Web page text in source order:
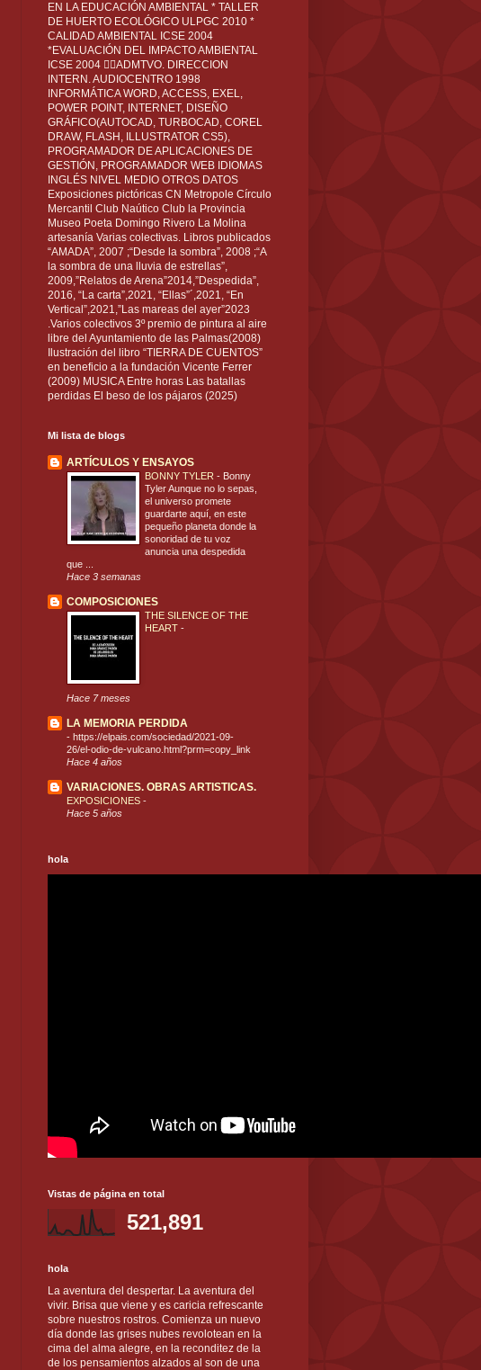
EN LA EDUCACIÓN AMBIENTAL * TALLER
DE HUERTO ECOLÓGICO ULPGC 2010 *
CALIDAD AMBIENTAL ICSE 2004
*EVALUACIÓN DEL IMPACTO AMBIENTAL
ICSE 2004 ADMTVO. DIRECCION
INTERN. AUDIOCENTRO 1998
INFORMÁTICA WORD, ACCESS, EXEL,
POWER POINT, INTERNET, DISEÑO
GRÁFICO(AUTOCAD, TURBOCAD, COREL
DRAW, FLASH, ILLUSTRATOR CS5),
PROGRAMADOR DE APLICACIONES DE
GESTIÓN, PROGRAMADOR WEB IDIOMAS
INGLÉS NIVEL MEDIO OTROS DATOS
Exposiciones pictóricas CN Metropole Círculo
Mercantil Club Naútico Club la Provincia
Museo Poeta Domingo Rivero La Molina
artesanía Varias colectivas. Libros publicados
“AMADA”, 2007 ;“Desde la sombra”, 2008 ;“A
la sombra de una lluvia de estrellas”,
2009,”Relatos de Arena”2014,”Despedida”,
2016, “La carta”,2021, “Ellas”´,2021, “En
Vertical”,2021,”Las mareas del ayer”2023
.Varios colectivos 3º premio de pintura al aire
libre del Ayuntamiento de las Palmas(2008)
Ilustración del libro “TIERRA DE CUENTOS”
en beneficio a la fundación Vicente Ferrer
(2009) MUSICA Entre horas Las batallas
perdidas El beso de los pájaros (2025)
Mi lista de blogs
ARTÍCULOS Y ENSAYOS
BONNY TYLER - Bonny
Tyler Aunque no lo sepas,
el universo promete
guardarte aquí, en este
pequeño planeta donde la
sonoridad de tu voz
anuncia una despedida
que ...
Hace 3 semanas
COMPOSICIONES
THE SILENCE OF THE
HEART -
Hace 7 meses
LA MEMORIA PERDIDA
- https://elpais.com/sociedad/2021-09-
26/el-odio-de-vulcano.html?prm=copy_link
Hace 4 años
VARIACIONES. OBRAS ARTISTICAS.
EXPOSICIONES -
Hace 5 años
hola
Vistas de página en total
521,891
hola
La aventura del despertar. La aventura del
vivir. Brisa que viene y es caricia refrescante
sobre nuestros rostros. Comienza un nuevo
día donde las grises nubes revolotean en la
cima del alma alegre, en la reconditez de la
de los pensamientos alzados al son de una